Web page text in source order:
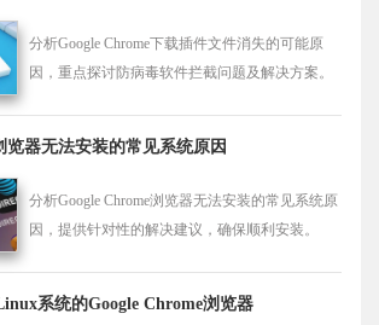
分析Google Chrome下载插件文件消失的可能原
因，重点探讨防病毒软件拦截问题及解决方案。
览器无法安装的常见系统原因
分析Google Chrome浏览器无法安装的常见系统原
因，提供针对性的解决建议，确保顺利安装。
系统的Google Chrome浏览器